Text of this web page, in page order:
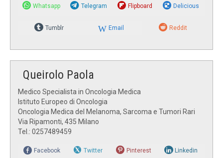
Whatsapp Telegram Flipboard Delicious
Tumblr Email Reddit
Queirolo Paola
Medico Specialista in Oncologia Medica
Istituto Europeo di Oncologia
Oncologia Medica del Melanoma, Sarcoma e Tumori Rari
Via Ripamonti, 435 Milano
Tel.: 0257489459
Facebook Twitter Pinterest Linkedin